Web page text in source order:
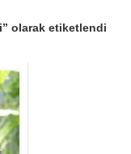
olarak etiketlendi